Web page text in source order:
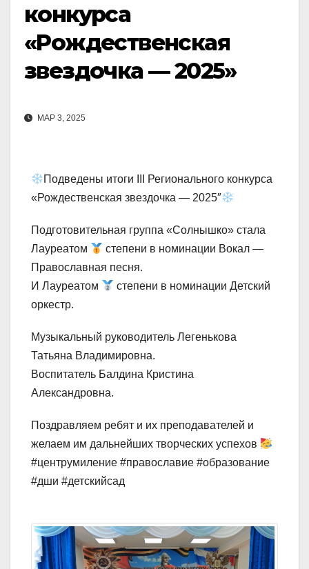
конкурса
«Рождественская
звездочка — 2025»
МАР 3, 2025
Подведены итоги III Регионального конкурса
«Рождественская звездочка — 2025″
Подготовительная группа «Солнышко» стала
Лауреатом
степени в номинации Вокал —
Православная песня.
И Лауреатом
степени в номинации Детский
оркестр.
Музыкальный руководитель Легенькова
Татьяна Владимировна.
Воспитатель Балдина Кристина
Александровна.
Поздравляем ребят и их преподавателей и
желаем им дальнейших творческих успехов
#центрумиление #православие #образование
#дши #детскийсад